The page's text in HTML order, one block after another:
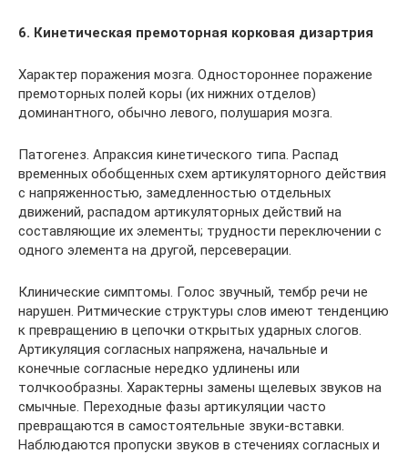
6. Кинетическая премоторная корковая дизартрия
Характер поражения мозга. Одностороннее поражение
премоторных полей коры (их нижних отделов)
доминантного, обычно левого, полушария мозга.
Патогенез. Апраксия кинетического типа. Распад
временных обобщенных схем артикуляторного действия
с напряженностью, замедленностью отдельных
движений, распадом артикуляторных действий на
составляющие их элементы; трудности переключении с
одного элемента на другой, персеверации.
Клинические симптомы. Голос звучный, тембр речи не
нарушен. Ритмические структуры слов имеют тенденцию
к превращению в цепочки открытых ударных слогов.
Артикуляция согласных напряжена, начальные и
конечные согласные нередко удлинены или
толчкообразны. Характерны замены щелевых звуков на
смычные. Переходные фазы артикуляции часто
превращаются в самостоятельные звуки-вставки.
Наблюдаются пропуски звуков в стечениях согласных и